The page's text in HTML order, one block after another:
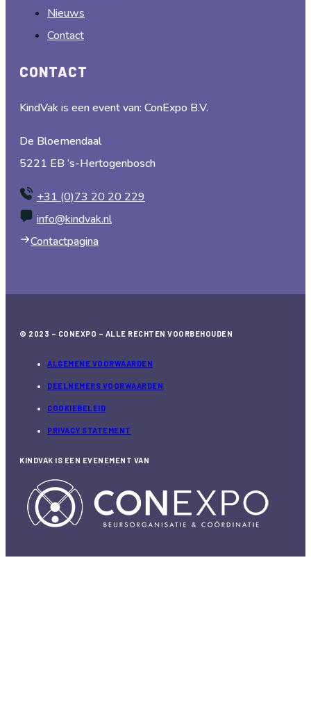
Nieuws
Contact
CONTACT
KindVak is een event van: ConExpo B.V.
De Bloemendaal
5221 EB ’s-Hertogenbosch
+31 (0)73 20 20 229
info@kindvak.nl
Contactpagina
© 2023 – CONEXPO – ALLE RECHTEN VOORBEHOUDEN
ALGEMENE VOORWAARDEN
DEELNEMERS VOORWAARDEN
COOKIEBELEID
PRIVACY STATEMENT
KINDVAK IS EEN EVENEMENT VAN